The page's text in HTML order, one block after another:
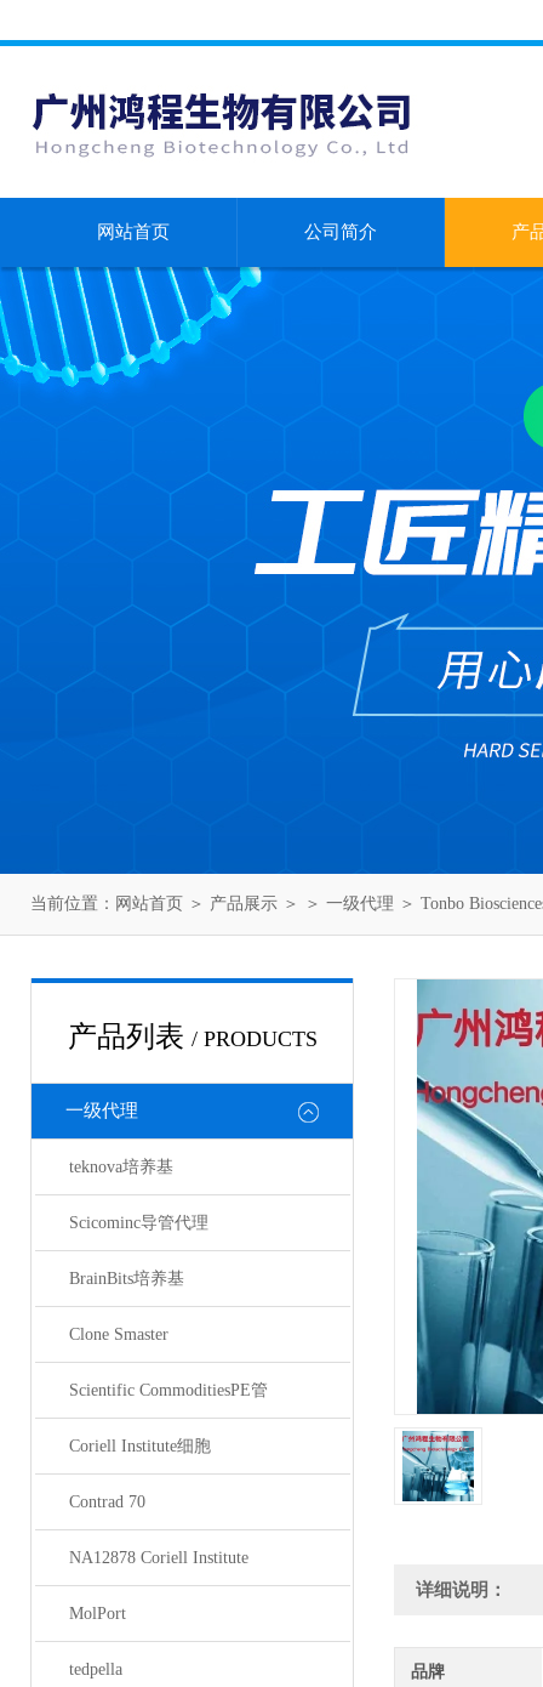
网站首页 公司简介 产
当前位置： 网站首页 ＞ 产品展示 ＞ ＞ 一级代理 ＞ Tonbo
产品列表 / PRODUCTS
一级代理
teknova培养基
Scicominc导管代理
BrainBits培养基
Clone Smaster
Scientific CommoditiesPE管
Coriell Institute细胞
Contrad 70
NA12878 Coriell Institute
MolPort
tedpella
详细说明：
品牌